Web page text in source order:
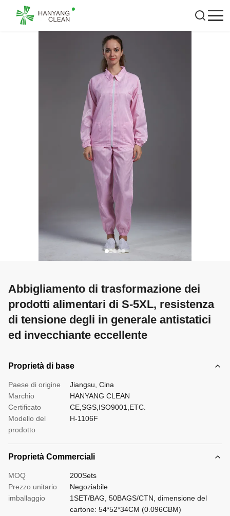
Abbigliamento di trasformazione dei
prodotti alimentari di S-5XL, resistenza
di tensione degli in generale antistatici
ed invecchiante eccellente
Proprietà di base
Paese di origine
Jiangsu, Cina
Marchio
HANYANG CLEAN
Certificato
CE,SGS,ISO9001,ETC.
Modello del
prodotto
H-1106F
Proprietà Commerciali
MOQ
200Sets
Prezzo unitario
Negoziabile
imballaggio
1SET/BAG, 50BAGS/CTN, dimensione del
cartone: 54*52*34CM (0.096CBM)